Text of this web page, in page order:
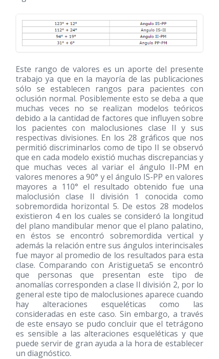
Este rango de valores es un aporte del presente
trabajo ya que en la mayoría de las publicaciones
sólo se establecen rangos para pacientes con
oclusión normal. Posiblemente esto se deba a que
muchas veces no se realizan modelos teóricos
debido a la cantidad de factores que influyen sobre
los pacientes con maloclusiones clase II y sus
respectivas divisiones. En los 28 gráficos que nos
permitió discriminarlos como de tipo II se observó
que en cada modelo existió muchas discrepancias y
que muchas veces al variar el ángulo II-PM en
valores menores a 90° y el ángulo IS-PP en valores
mayores a 110° el resultado obtenido fue una
maloclusión clase II división 1 conocida como
sobremordida horizontal 5. De estos 28 modelos
existieron 4 en los cuales se consideró la longitud
del plano mandibular menor que el plano palatino,
en éstos se encontró sobremordida vertical y
además la relación entre sus ángulos interincisales
fue mayor al promedio de los resultados para esta
clase. Comparando con Aristigueta5 se encontró
que personas que presentan este tipo de
anomalías corresponden a clase II división 2, por lo
general este tipo de maloclusiones aparece cuando
hay alteraciones esqueléticas como las
consideradas en este caso. Sin embargo, a través
de este ensayo se pudo concluir que el tetrágono
es sensible a las alteraciones esqueléticas y que
puede servir de gran ayuda a la hora de establecer
un diagnóstico.